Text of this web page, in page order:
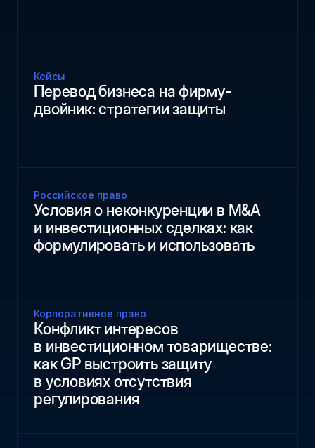
Кейсы
Перевод бизнеса на фирму-
двойник: стратегии защиты
Российское право
Условия о неконкуренции в M&A
и инвестиционных сделках: как
формулировать и использовать
Корпоративное право
Конфликт интересов
в инвестиционном товариществе:
как GP выстроить защиту
в условиях отсутствия
регулирования